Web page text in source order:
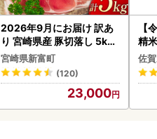
2026年9月にお届け 訳あ
り 宮崎県産 豚切落し 5kg
C325-2506-2609
宮崎県新富町
(120)
23,000
【
精
佐